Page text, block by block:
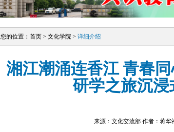
您的位置： 首页 > 文化学院 > 详细介绍
湘江潮涌连香江 青春
研学之旅沉
来源：文化交流部 作者：蒋华